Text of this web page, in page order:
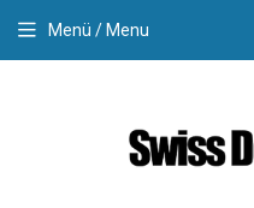
Menü / Menu